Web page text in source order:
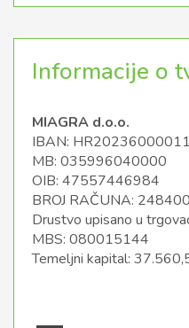
Informacije o
MIAGRA d.o.o.
IBAN:
MB: 035996040000
OIB: 47557446984
BROJ RAČUNA:
Drustvo upisano u
MBS: 080015144
Temeljni kapital: